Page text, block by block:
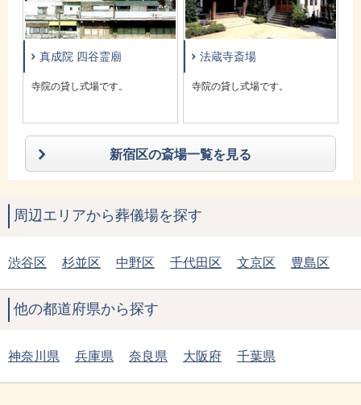
真成院 四谷霊廟
寺院の貸し式場です。
法蔵寺斎場
寺院の貸し式場です。
新宿区の斎場一覧を見る
周辺エリアから葬儀場を探す
渋谷区 杉並区 中野区 千代田区 文京区 豊島区
他の都道府県から探す
神奈川県 兵庫県 奈良県 大阪府 千葉県